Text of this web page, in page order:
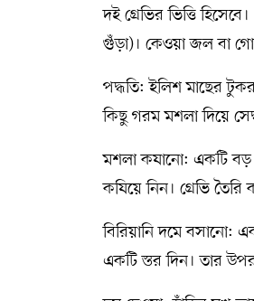
দই গ্রেভির ভিত্তি
গুঁড়া)। কেওয়া জল বা
পদ্ধতি: ইলিশ মাছের
কিছু গরম মশলা দিয়ে
মশলা কষানো: একটি বড়
কষিয়ে নিন। গ্রেভি
বিরিয়ানি দমে বসানো:
একটি স্তর দিন। তার